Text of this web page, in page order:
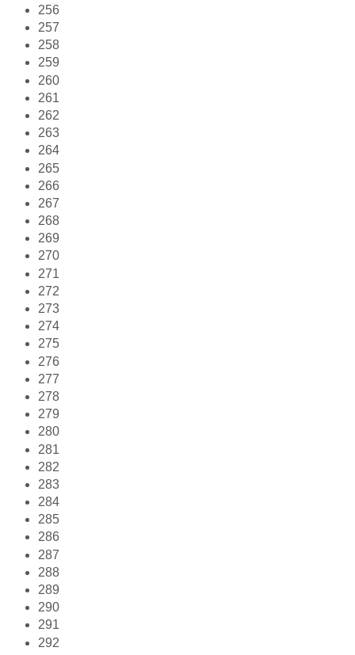
256
257
258
259
260
261
262
263
264
265
266
267
268
269
270
271
272
273
274
275
276
277
278
279
280
281
282
283
284
285
286
287
288
289
290
291
292